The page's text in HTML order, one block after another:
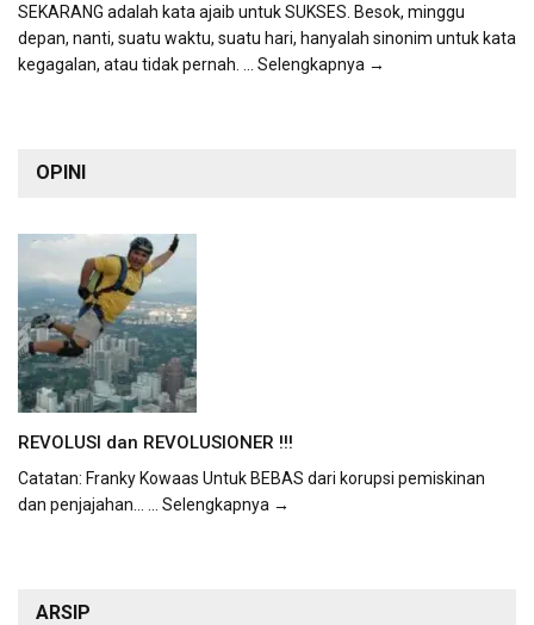
SEKARANG adalah kata ajaib untuk SUKSES. Besok, minggu
depan, nanti, suatu waktu, suatu hari, hanyalah sinonim untuk kata
kegagalan, atau tidak pernah. ... Selengkapnya →
OPINI
REVOLUSI dan REVOLUSIONER !!!
Catatan: Franky Kowaas Untuk BEBAS dari korupsi pemiskinan
dan penjajahan...
... Selengkapnya →
ARSIP